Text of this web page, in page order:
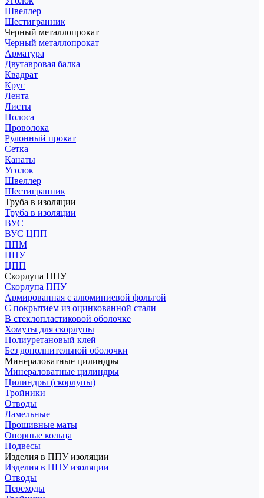
Швеллер
Шестигранник
Черный металлопрокат
Черный металлопрокат
Арматура
Двутавровая балка
Квадрат
Круг
Лента
Листы
Полоса
Проволока
Рулонный прокат
Сетка
Канаты
Уголок
Швеллер
Шестигранник
Труба в изоляции
Труба в изоляции
ВУС
ВУС ЦПП
ППМ
ППУ
ЦПП
Скорлупа ППУ
Скорлупа ППУ
Армированная с алюминиевой фольгой
С покрытием из оцинкованной стали
В стеклопластиковой оболочке
Хомуты для скорлупы
Полиуретановый клей
Без дополнительной оболочки
Минераловатные цилиндры
Минераловатные цилиндры
Цилиндры (скорлупы)
Тройники
Отводы
Ламельные
Прошивные маты
Опорные кольца
Подвесы
Изделия в ППУ изоляции
Изделия в ППУ изоляции
Отводы
Переходы